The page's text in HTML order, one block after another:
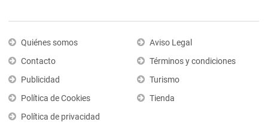
Quiénes somos
Contacto
Publicidad
Política de Cookies
Política de privacidad
Aviso Legal
Términos y condiciones
Turismo
Tienda